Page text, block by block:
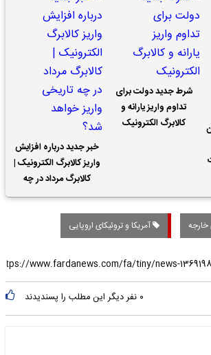
شرط جدید دولت برای
تداوم واریز یارانه و
کالابرگ الکترونیک
خبر جدید درباره افزایش
واریز کالابرگ الکترونیک |
کالابرگ مرداد در چه
تاریخی واریز خواهد شد؟
خارجه آمریکا و تروئیکای اروپایی
۰ نفر دیگر این مطلب را پسندیدند